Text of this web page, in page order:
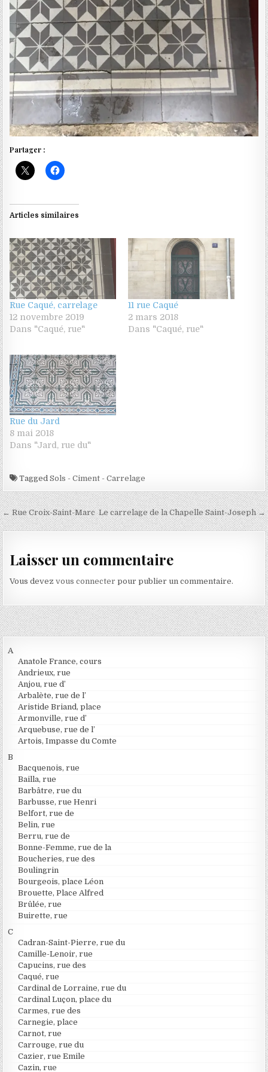
Partager :
Articles similaires
Rue Caqué, carrelage
12 novembre 2019
Dans "Caqué, rue"
11 rue Caqué
2 mars 2018
Dans "Caqué, rue"
Rue du Jard
8 mai 2018
Dans "Jard, rue du"
TaggedSols - Ciment - Carrelage
Navigation de l’articleLe carrelage de la Chapelle Saint-Joseph →
← Rue Croix-Saint-Marc
Laisser un commentaire
Vous devezvous connecter pour publier un commentaire.
A
Anatole France, cours
Andrieux, rue
Anjou, rue d’
Arbalète, rue de l’
Aristide Briand, place
Armonville, rue d’
Arquebuse, rue de l’
Artois, Impasse du Comte
B
Bacquenois, rue
Bailla, rue
Barbâtre, rue du
Barbusse, rue Henri
Belfort, rue de
Belin, rue
Berru, rue de
Bonne-Femme, rue de la
Boucheries, rue des
Boulingrin
Bourgeois, place Léon
Brouette, Place Alfred
Brûlée, rue
Buirette, rue
C
Cadran-Saint-Pierre, rue du
Camille-Lenoir, rue
Capucins, rue des
Caqué, rue
Cardinal de Lorraine, rue du
Cardinal Luçon, place du
Carmes, rue des
Carnegie, place
Carnot, rue
Carrouge, rue du
Cazier, rue Emile
Cazin, rue